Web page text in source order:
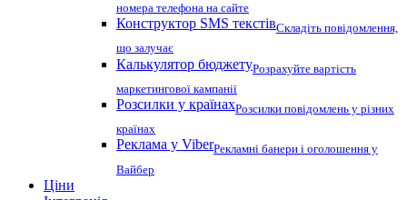
номера телефона на сайте
Конструктор SMS текстівСкладіть повідомлення,
що залучає
Калькулятор бюджетуРозрахуйте вартість
маркетингової кампанії
Розсилки у країнахРозсилки повідомлень у різних
країнах
Реклама у ViberРекламні банери і оголошення у
Вайбер
Ціни